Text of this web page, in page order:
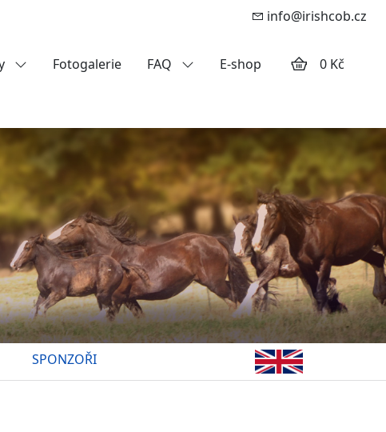
info@irishcob.cz
Fotogalerie FAQ E-shop 0 Kč
SPONZOŘI